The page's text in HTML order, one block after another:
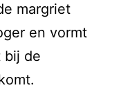
margriet
en vormt
bij de